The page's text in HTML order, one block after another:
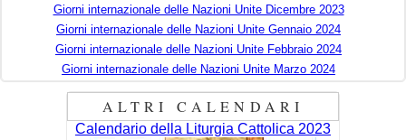
Giorni internazionale delle Nazioni Unite Dicembre 2023
Giorni internazionale delle Nazioni Unite Gennaio 2024
Giorni internazionale delle Nazioni Unite Febbraio 2024
Giorni internazionale delle Nazioni Unite Marzo 2024
ALTRI CALENDARI
Calendario della Liturgia Cattolica 2023